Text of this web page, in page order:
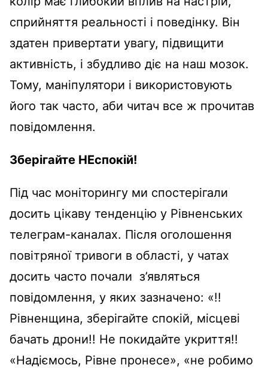
сприйняття реальності і поведінку. Він
здатен привертати увагу, підвищити
активність, і збудливо діє на наш мозок.
Тому, маніпулятори і використовують
його так часто, аби читач все ж прочитав
повідомлення.
Зберігайте НЕспокій!
Під час моніторингу ми спостерігали
досить цікаву тенденцію у Рівненських
телеграм-каналах. Після оголошення
повітряної тривоги в області, у чатах
досить часто почали з’являться
повідомлення, у яких зазначено: «!!
Рівненщина, зберігайте спокій, місцеві
бачать дрони!! Не покидайте укриття!!
«Надіємось, Рівне пронесе», «не робимо